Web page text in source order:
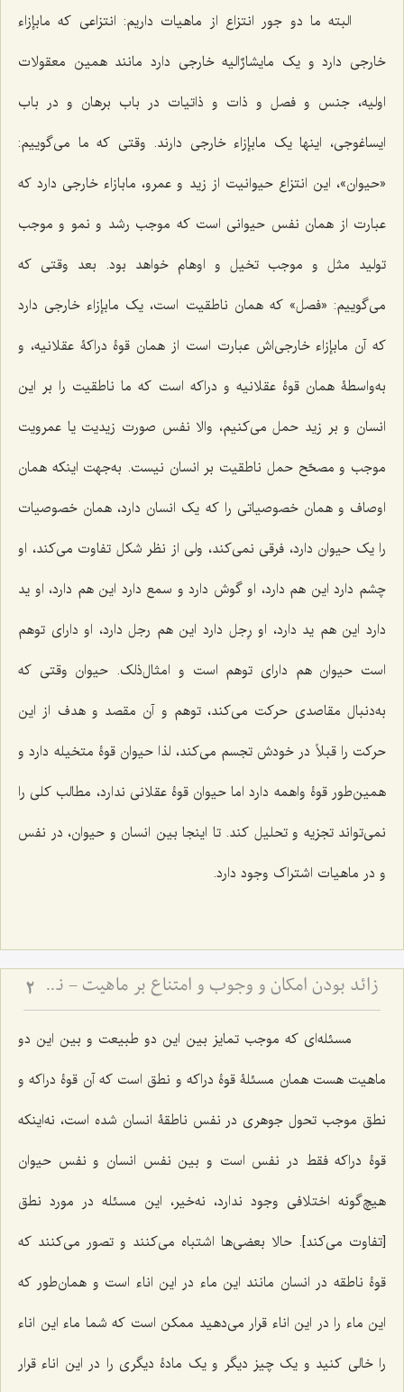
البته ما دو جور انتزاع از ماهیات داریم: انتزاعى که مابإزاء
خارجى دارد و یک مایشارٌالیه خارجى دارد مانند همین معقولات
اولیه، جنس و فصل و ذات و ذاتیات در باب برهان و در باب
ایساغوجى، اینها یک مابإزاء خارجى دارند. وقتى که ما مى‌گوییم:
«حیوان»، این انتزاع حیوانیت از زید و عمرو، مابازاء خارجى دارد که
عبارت از همان نفس حیوانى است که موجب رشد و نمو و موجب
تولید مثل و موجب تخیل و اوهام خواهد بود. بعد وقتى که
مى‌گوییم: «فصل» که همان ناطقیت است، یک مابإزاء خارجى دارد
که آن مابإزاء خارجی‌اش عبارت است از همان قوۀ دراکۀ عقلانیه، و
به‌واسطۀ همان قوۀ عقلانیه و دراکه است که ما ناطقیت را بر این
انسان و بر زید حمل مى‌کنیم، والا نفس صورت زیدیت یا عمرویت
موجب و مصحّح حمل ناطقیت بر انسان نیست. به‌جهت اینکه همان
اوصاف و همان خصوصیاتى را که یک انسان دارد، همان خصوصیات
را یک حیوان دارد، فرقى نمى‌کند، ولى از نظر شکل تفاوت مى‌کند، او
چشم دارد این هم دارد، او گوش دارد و سمع دارد این هم دارد، او ید
دارد این هم ید دارد، او رِجل دارد این هم رجل دارد، او داراى توهم
است حیوان هم داراى توهم است و امثال‌ذلک. حیوان وقتى که
به‌دنبال مقاصدى حرکت مى‌کند، توهم و آن مقصد و هدف از این
حرکت را قبلاً در خودش تجسم مى‌کند، لذا حیوان قوۀ متخیله دارد و
همین‌طور قوۀ واهمه دارد اما حیوان قوۀ عقلانى ندارد، مطالب کلى را
نمى‌تواند تجزیه و تحلیل کند. تا اینجا بین انسان و حیوان، در نفس
و در ماهیات اشتراک وجود دارد.
زائد بودن امکان و وجوب و امتناع بر ماهیت - نقد دیدگاه اتحاد جهات ثلاث با ماهیات 2
مسئله‌اى که موجب تمایز بین این دو طبیعت و بین این دو
ماهیت هست همان مسئلۀ قوۀ دراکه و نطق است که آن قوۀ دراکه و
نطق موجب تحول جوهرى در نفس ناطقۀ انسان شده است، نه‌اینکه
قوۀ دراکه فقط در نفس است و بین نفس انسان و نفس حیوان
هیچ‌گونه اختلافى وجود ندارد، نه‌خیر، این مسئله در مورد نطق
[تفاوت می‌کند]. حالا بعضى‌ها اشتباه مى‌کنند و تصور مى‌کنند که
قوۀ ناطقه در انسان مانند این ماء در این اناء است و همان‌طور که
این ماء را در این اناء قرار مى‌دهید ممکن است که شما ماء این اناء
را خالى کنید و یک چیز دیگر و یک مادۀ دیگرى را در این اناء قرار